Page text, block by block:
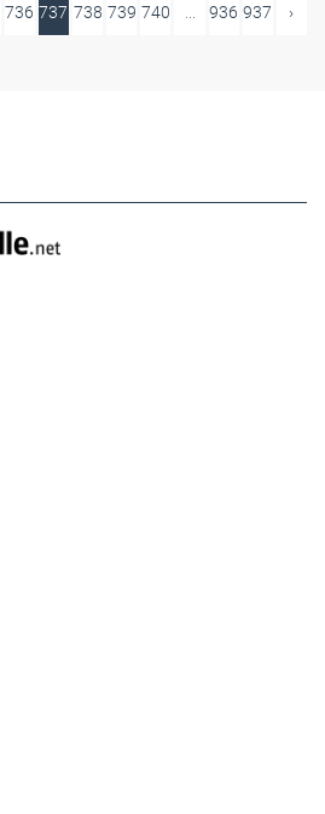
736 737 738 739 740 ... 936 937 ›